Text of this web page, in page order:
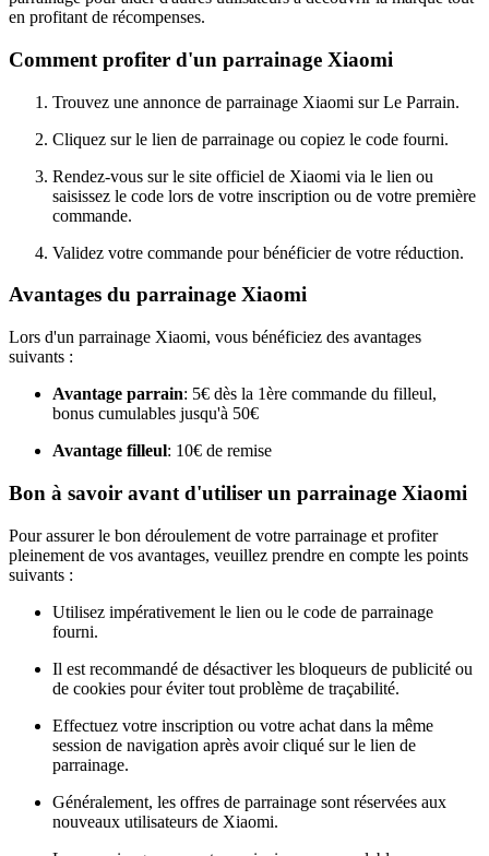
en profitant de récompenses.
Comment profiter d'un parrainage Xiaomi
Trouvez une annonce de parrainage Xiaomi sur Le Parrain.
Cliquez sur le lien de parrainage ou copiez le code fourni.
Rendez-vous sur le site officiel de Xiaomi via le lien ou
saisissez le code lors de votre inscription ou de votre première
commande.
Validez votre commande pour bénéficier de votre réduction.
Avantages du parrainage Xiaomi
Lors d'un parrainage Xiaomi, vous bénéficiez des avantages
suivants :
Avantage parrain: 5€ dès la 1ère commande du filleul,
bonus cumulables jusqu'à 50€
Avantage filleul: 10€ de remise
Bon à savoir avant d'utiliser un parrainage Xiaomi
Pour assurer le bon déroulement de votre parrainage et profiter
pleinement de vos avantages, veuillez prendre en compte les points
suivants :
Utilisez impérativement le lien ou le code de parrainage
fourni.
Il est recommandé de désactiver les bloqueurs de publicité ou
de cookies pour éviter tout problème de traçabilité.
Effectuez votre inscription ou votre achat dans la même
session de navigation après avoir cliqué sur le lien de
parrainage.
Généralement, les offres de parrainage sont réservées aux
nouveaux utilisateurs de Xiaomi.